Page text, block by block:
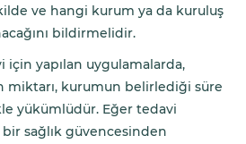
ve hangi kurum ya da kuruluş
bildirmelidir.
için yapılan uygulamalarda,
miktarı, kurumun belirlediği süre
yükümlüdür. Eğer tedavi
sağlık güvencesinden